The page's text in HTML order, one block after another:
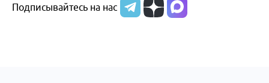
Подписывайтесь на нас